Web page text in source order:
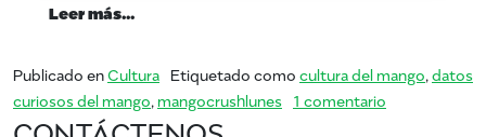
Leer más…
Publicado enCultura Etiquetado como cultura del mango, datos
curiosos del mango, mangocrushlunes 1 comentario